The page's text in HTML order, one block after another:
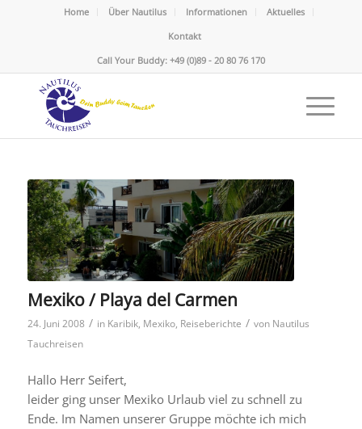
Home Über Nautilus Informationen
Aktuelles
Kontakt
Call Your Buddy: +49 (0)89 - 20 80 76 170
Mexiko / Playa del Carmen
24. Juni 2008 / in Karibik, Mexiko, Reiseberichte / von Nautilus
Tauchreisen
Hallo Herr Seifert,
leider ging unser Mexiko Urlaub viel zu schnell zu
Ende. Im Namen unserer Gruppe möchte ich mich